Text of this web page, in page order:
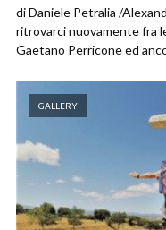
di Daniele Petralia /
ritrovarci nuovamente fra
Gaetano Perricone ed
GALLERY